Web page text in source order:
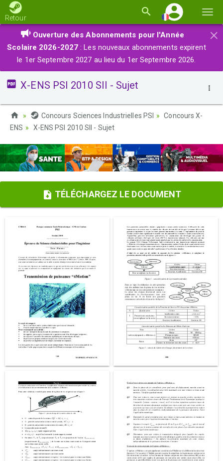
la
Retour
×
Ouverture des Abonnements pour l'Année
Scolaire 2026-2027 : Les nouveaux abonnements expirent
le 1er Septembre 2027 au lieu du 1er Septembre 2026.
X-ENS PSI 2010 SII - Sujet
Concours Sciences Industrielles PSI
Concours X-
ENS
X-ENS PSI 2010 SII - Sujet
TÉLÉCHARGEZ LE DOCUMENT